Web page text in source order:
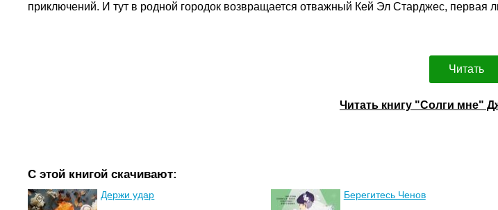
приключений. И тут в родной городок возвращается отважный Кей Эл Старджес,
Читать
Читать книгу "Солги мне"
С этой книгой скачивают:
Держи удар
Берегитесь Ченов